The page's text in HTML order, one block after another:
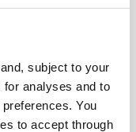
subject to your
analyses and to
You
to accept through
Pflanzen und
in eine
für
des